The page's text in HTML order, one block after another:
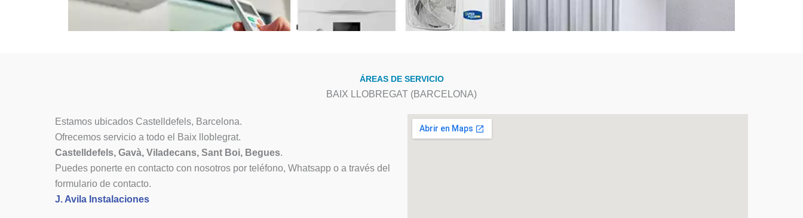
ÁREAS DE SERVICIO
BAIX LLOBREGAT (BARCELONA)
Estamos ubicados Castelldefels, Barcelona.
Ofrecemos servicio a todo el Baix lloblegrat.
Castelldefels, Gavà, Viladecans, Sant Boi, Begues.
Puedes ponerte en contacto con nosotros por teléfono, Whatsapp o a través del
formulario de contacto.
J. Avila Instalaciones